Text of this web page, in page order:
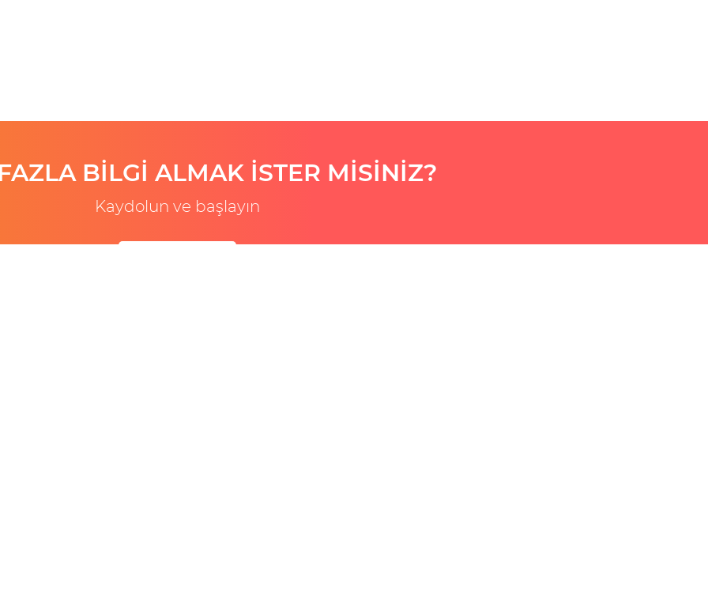
BİLGİ ALMAK İSTER MİSİNİZ?
Kaydolun ve başlayın